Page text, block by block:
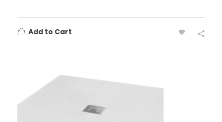
Add to Cart